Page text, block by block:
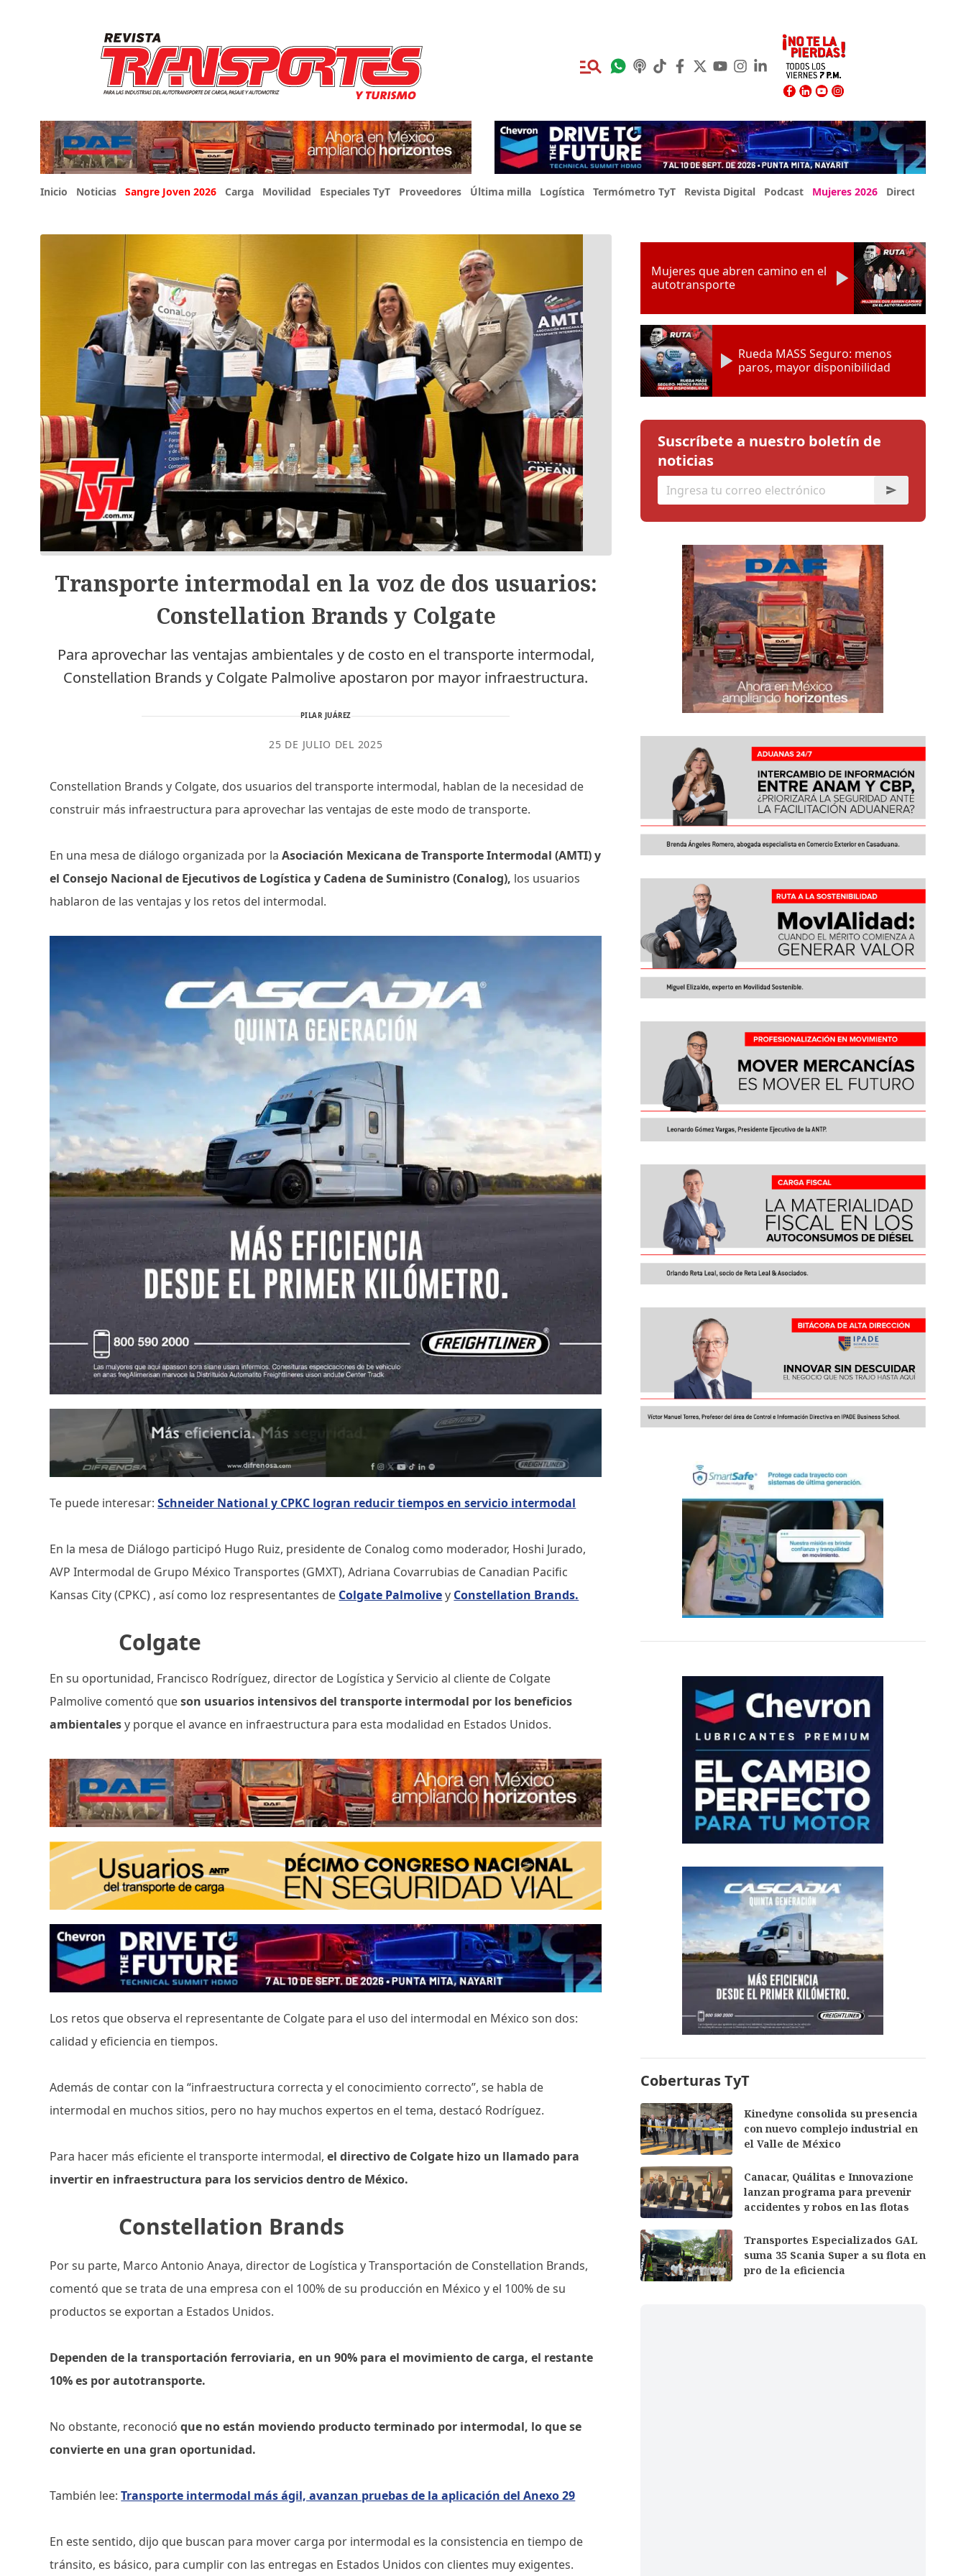
Inicio Noticias Sangre Joven 2026 Carga Movilidad Especiales TyT Proveedores Última milla Logística Termómetro TyT Revista Digital Podcast Mujeres 2026 Directorio Expo
Transporte intermodal en la voz de dos usuarios:
Constellation Brands y Colgate
Para aprovechar las ventajas ambientales y de costo en el transporte intermodal,
Constellation Brands y Colgate Palmolive apostaron por mayor infraestructura.
PILAR JUÁREZ
25 DE JULIO DEL 2025
Constellation Brands y Colgate, dos usuarios del transporte intermodal, hablan de la necesidad de
construir más infraestructura para aprovechar las ventajas de este modo de transporte.
En una mesa de diálogo organizada por laAsociación Mexicana de Transporte Intermodal (AMTI) y
el Consejo Nacional de Ejecutivos de Logística y Cadena de Suministro (Conalog), los usuarios
hablaron de las ventajas y los retos del intermodal.
Te puede interesar:Schneider National y CPKC logran reducir tiempos en servicio intermodal
En la mesa de Diálogo participó Hugo Ruiz, presidente de Conalog como moderador, Hoshi Jurado,
AVP Intermodal de Grupo México Transportes (GMXT), Adriana Covarrubias de Canadian Pacific
Kansas City (CPKC) , así como loz respresentantes de Colgate Palmolivey Constellation Brands.
Colgate
En su oportunidad, Francisco Rodríguez, director de Logística y Servicio al cliente de Colgate
Palmolive comentó queson usuarios intensivos del transporte intermodal por los beneficios
ambientalesy porque el avance en infraestructura para esta modalidad en Estados Unidos.
Los retos que observa el representante de Colgate para el uso del intermodal en México son dos:
calidad y eficiencia en tiempos.
Además de contar con la “infraestructura correcta y el conocimiento correcto”, se habla de
intermodal en muchos sitios, pero no hay muchos expertos en el tema, destacó Rodríguez.
Para hacer más eficiente el transporte intermodal,el directivo de Colgate hizo un llamado para
invertir en infraestructura para los servicios dentro de México.
Constellation Brands
Por su parte, Marco Antonio Anaya, director de Logística y Transportación de Constellation Brands,
comentó que se trata de una empresa con el 100% de su producción en México y el 100% de su
productos se exportan a Estados Unidos.
Dependen de la transportación ferroviaria, en un 90% para el movimiento de carga, el restante
10% es por autotransporte.
No obstante, reconocióque no están moviendo producto terminado por intermodal, lo que se
convierte en una gran oportunidad.
También lee:Transporte intermodal más ágil, avanzan pruebas de la aplicación del Anexo 29
En este sentido, dijo que buscan para mover carga por intermodal es la consistencia en tiempo de
tránsito, es básico, para cumplir con las entregas en Estados Unidos con clientes muy exigentes.
Mujeres que abren camino en el
autotransporte
Rueda MASS Seguro: menos
paros, mayor disponibilidad
Suscríbete a nuestro boletín de
noticias
Coberturas TyT
Kinedyne consolida su presencia
con nuevo complejo industrial en
el Valle de México
Canacar, Quálitas e Innovazione
lanzan programa para prevenir
accidentes y robos en las flotas
Transportes Especializados GAL
suma 35 Scania Super a su flota en
pro de la eficiencia